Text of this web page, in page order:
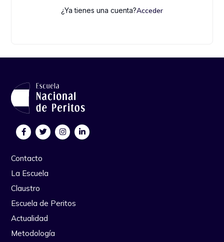
¿Ya tienes una cuenta?Acceder
Contacto
La Escuela
Claustro
Escuela de Peritos
Actualidad
Metodología